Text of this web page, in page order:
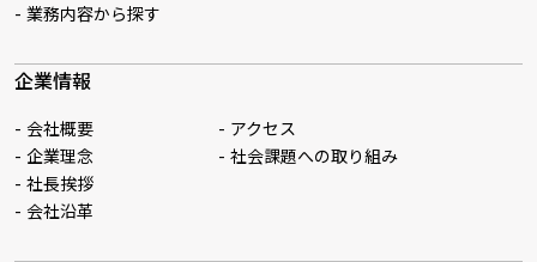
業務内容から探す
企業情報
会社概要
企業理念
社長挨拶
会社沿革
アクセス
社会課題への取り組み